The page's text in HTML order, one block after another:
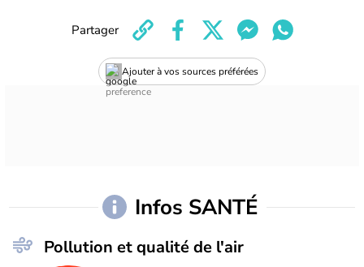
Ajouter à vos sources préférées
Partager
Infos SANTÉ
Pollution et qualité de l'air